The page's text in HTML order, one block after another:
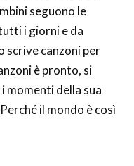
seguono le
i giorni e da
scrive canzoni per
è pronto, si
momenti della sua
il mondo è così